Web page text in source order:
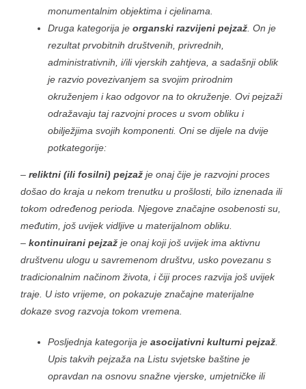
monumentalnim objektima i cjelinama.
Druga kategorija je organski razvijeni pejzaž . On je
rezultat prvobitnih društvenih, privrednih,
administrativnih, i/ili vjerskih zahtjeva, a sadašnji oblik
je razvio povezivanjem sa svojim prirodnim
okruženjem i kao odgovor na to okruženje. Ovi pejzaži
odražavaju taj razvojni proces u svom obliku i
obilježjima svojih komponenti. Oni se dijele na dvije
potkategorije:
– reliktni (ili fosilni) pejzaž je onaj čije je razvojni proces
došao do kraja u nekom trenutku u prošlosti, bilo iznenada ili
tokom određenog perioda. Njegove značajne osobenosti su,
međutim, još uvijek vidljive u materijalnom obliku.
– kontinuirani pejzaž je onaj koji još uvijek ima aktivnu
društvenu ulogu u savremenom društvu, usko povezanu s
tradicionalnim načinom života, i čiji proces razvija još uvijek
traje. U isto vrijeme, on pokazuje značajne materijalne
dokaze svog razvoja tokom vremena.
Posljednja kategorija je asocijativni kulturni pejzaž
Upis takvih pejzaža na Listu svjetske baštine je
opravdan na osnovu snažne vjerske, umjetničke ili